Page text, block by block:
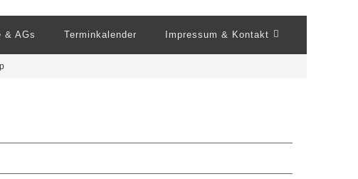
& AGs Terminkalender Impressum & Kontakt